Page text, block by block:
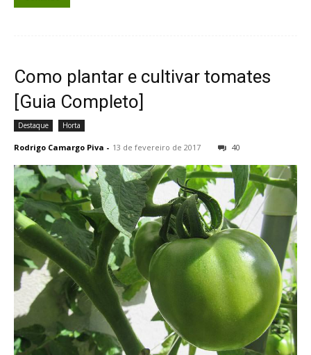
Como plantar e cultivar tomates
[Guia Completo]
Destaque Horta
Rodrigo Camargo Piva - 13 de fevereiro de 2017 40